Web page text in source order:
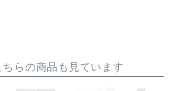
らの商品も見ています